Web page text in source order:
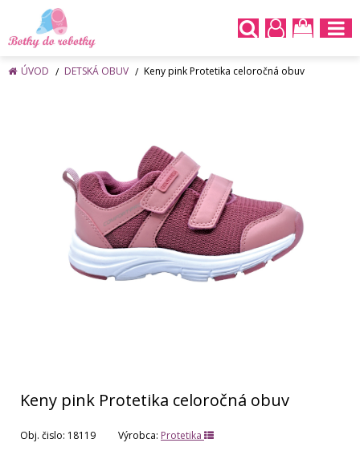
ÚVOD DETSKÁ OBUV Keny pink Protetika celoročná obuv
Keny pink Protetika celoročná obuv
Obj. čislo: 18119 Výrobca: Protetika